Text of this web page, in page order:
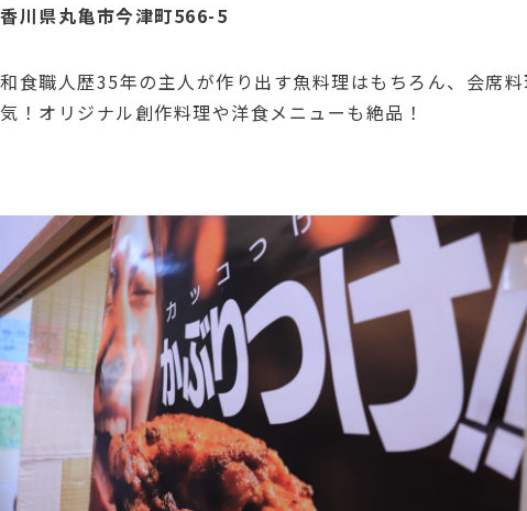
香川県丸亀市今津町566-5
和食職人歴35年の主人が作り出す魚料理はもちろん、会席
気！オリジナル創作料理や洋食メニューも絶品！